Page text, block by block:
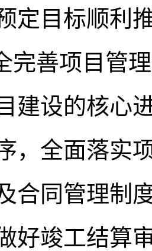
定目标顺利
完善项目管
建设的核心
，全面落实
合同管理制
好竣工结算